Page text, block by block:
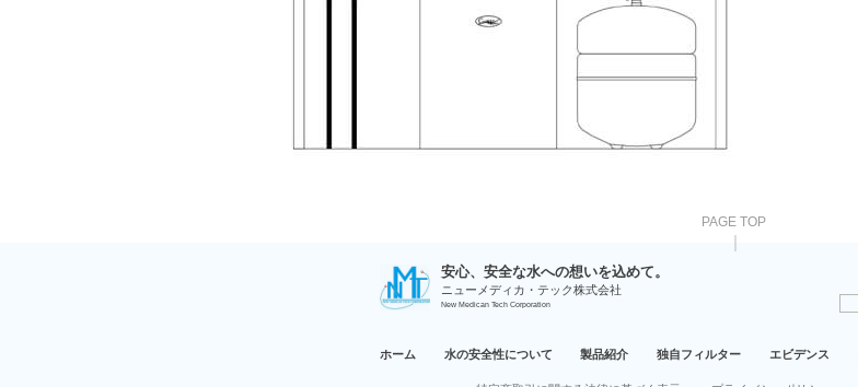
PAGE TOP
安⼼、安全な⽔への想いを込めて。
ニューメディカ・テック株式会社
New Medican Tech Corporation
ホーム 水の安全性について 製品紹介 独自フィルター エビデンス